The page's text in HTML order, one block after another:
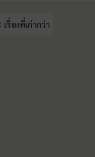
เรื่องที่เก่ากว่า